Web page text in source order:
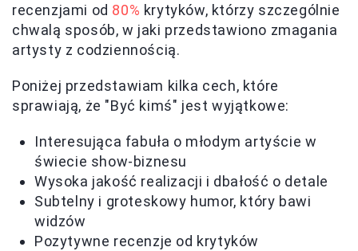
recenzjami od 80% krytyków, którzy szczególnie
chwalą sposób, w jaki przedstawiono zmagania
artysty z codziennością.
Poniżej przedstawiam kilka cech, które
sprawiają, że "Być kimś" jest wyjątkowe:
Interesująca fabuła o młodym artyście w
świecie show-biznesu
Wysoka jakość realizacji i dbałość o detale
Subtelny i groteskowy humor, który bawi
widzów
Pozytywne recenzje od krytyków